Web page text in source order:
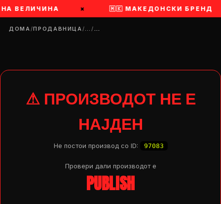
ВЕЛИЧИНА × 🇲🇰 МАКЕДОНСКИ БРЕНД
ДОМА/ПРОДАВНИЦА/…/…
⚠ ПРОИЗВОДОТ НЕ Е
НАЈДЕН
Не постои производ со ID: 97083
Провери дали производот e
PUBLISH